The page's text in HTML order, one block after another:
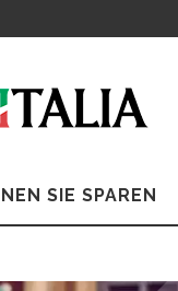
SIE SPAREN